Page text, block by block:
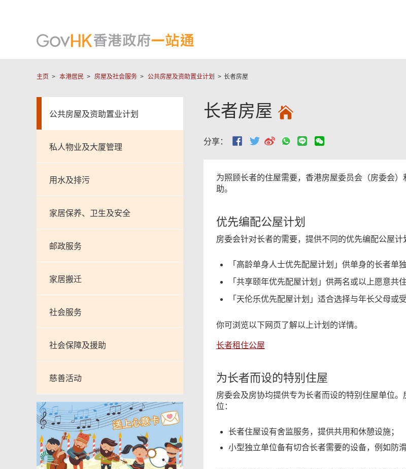
主页 本港居民 房屋及社会服务 公共房屋及资助置业计划 长者房屋
公共房屋及资助置业计划
私人物业及大厦管理
用水及排污
家居保养、卫生及安全
邮政服务
家居搬迁
社会服务
社会保障及援助
慈善活动
长者房屋
分享：
为照顾长者的住屋需要，香港房屋委员会（房委会
助。
优先编配公屋计划
房委会针对长者的需要，提供不同的优先编配公屋计
「高龄单身人士优先配屋计划」供单身的长者单独
「共享颐年优先配屋计划」供两名或以上愿意共
「天伦乐优先配屋计划」适合选择与年长父母或
你可浏览以下网页了解以上计划的详情。
长者租住公屋
为长者而设的特别住屋
房委会及房协均提供专为长者而设的特别住屋单位
位：
长者住屋设有舍监服务，提供共用和休憩设施；
小型独立单位备有切合长者需要的设备，例如防